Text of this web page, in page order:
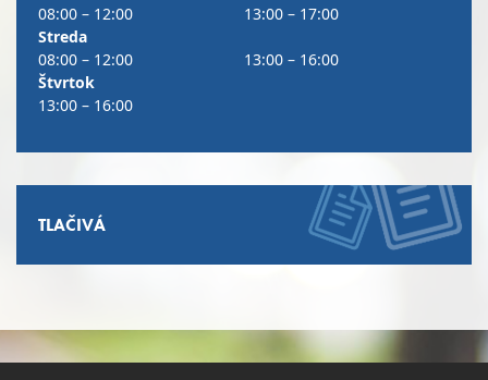
08:00 – 12:00
13:00 – 17:00
Streda
08:00 – 12:00
13:00 – 16:00
Štvrtok
13:00 – 16:00
TLAČIVÁ